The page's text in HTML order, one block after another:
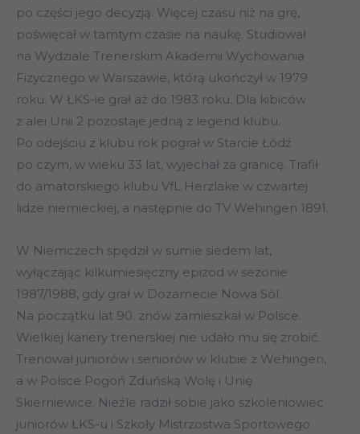
po części jego decyzją. Więcej czasu niż na grę,
poświęcał w tamtym czasie na naukę. Studiował
na Wydziale Trenerskim Akademii Wychowania
Fizycznego w Warszawie, którą ukończył w 1979
roku. W ŁKS-ie grał aż do 1983 roku. Dla kibiców
z alei Unii 2 pozostaje jedną z legend klubu.
Po odejściu z klubu rok pograł w Starcie Łódź
po czym, w wieku 33 lat, wyjechał za granicę. Trafił
do amatorskiego klubu VfL Herzlake w czwartej
lidze niemieckiej, a następnie do TV Wehingen 1891.
W Niemczech spędził w sumie siedem lat,
wyłączając kilkumiesięczny epizod w sezonie
1987/1988, gdy grał w Dozamecie Nowa Sól.
Na początku lat 90. znów zamieszkał w Polsce.
Wielkiej kariery trenerskiej nie udało mu się zrobić.
Trenował juniorów i seniorów w klubie z Wehingen,
a w Polsce Pogoń Zduńską Wolę i Unię
Skierniewice. Nieźle radził sobie jako szkoleniowiec
juniorów ŁKS-u i Szkoły Mistrzostwa Sportowego